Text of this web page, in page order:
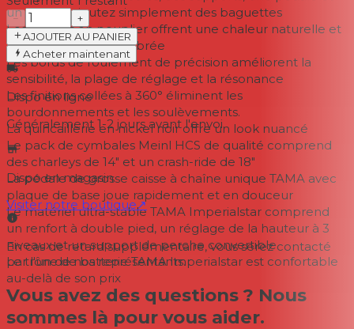
un trône – ajoutez simplement des baguettes
Les coques en peuplier offrent une chaleur naturelle et
une dynamique équilibrée
Les bords de roulement de précision améliorent la
sensibilité, la plage de réglage et la résonance
Les finitions collées à 360° éliminent les
bourdonnements et les soulèvements.
La quincaillerie en nickel noir offre un look nuancé
Le pack de cymbales Meinl HCS de qualité comprend
des charleys de 14" et un crash-ride de 18"
La pédale de grosse caisse à chaîne unique TAMA avec
plaque de base joue rapidement et en douceur
Le matériel ultra-stable TAMA Imperialstar comprend
un renfort à double pied, un réglage de la hauteur à 3
niveaux et un support de perche convertible
Le trône de batterie TAMA Imperialstar est confortable
au-delà de son prix
−
+
AJOUTER AU PANIER
Acheter maintenant
Dispo en ligne
Généralement 1-2 joursavant l'envoi
Dispo en magasin
Visiter notre boutique↗
En cas de retard supplémentaire, vous serez contacté
par l'un de nos représentants.
Vous avez des questions ? Nous
sommes là pour vous aider.